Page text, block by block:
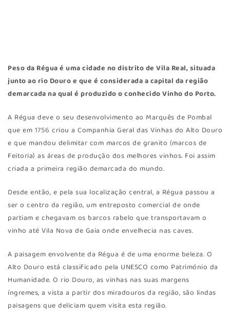
Peso da Réguaé uma cidade no distrito de Vila Real, situada
junto ao rio Douro e que é considerada a capital da região
demarcada na qual é produzido o conhecido Vinho do Porto.
A Régua deve o seu desenvolvimento ao Marquês de Pombal
que em 1756 criou a Companhia Geral das Vinhas do Alto Douro
e que mandou delimitar com marcos de granito (marcos de
Feitoria) as áreas de produção dos melhores vinhos. Foi assim
criada a primeira região demarcada do mundo.
Desde então, e pela sua localização central, a Régua passou a
ser o centro da região, um entreposto comercial de onde
partiam e chegavam os barcos rabelo que transportavam o
vinho até Vila Nova de Gaia onde envelhecia nas caves.
A paisagem envolvente da Régua é de uma enorme beleza. O
Alto Douro está classificado pela UNESCO como Património da
Humanidade. O rio Douro, as vinhas nas suas margens
íngremes, a vista a partir dos miradouros da região, são lindas
paisagens que deliciam quem visita esta região.